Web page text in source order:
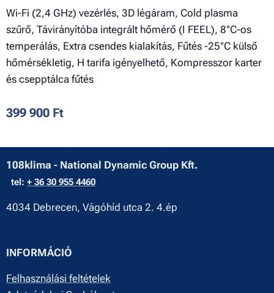
Wi-Fi (2,4 GHz) vezérlés, 3D légáram, Cold plasma
szűrő, Távirányítóba integrált hőmérő (I FEEL), 8°C-os
temperálás, Extra csendes kialakítás, Fűtés -25°C külső
hőmérsékletig, H tarifa igényelhető, Kompresszor karter
és csepptálca fűtés
399 900 Ft
108klima - National Dynamic Group Kft.
tel: + 36 30 955 4460
4034 Debrecen, Vágóhíd utca 2. 4.ép
INFORMÁCIÓ
Felhasználási feltételek